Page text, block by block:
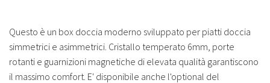
Questo è un box doccia moderno sviluppato per piatti doccia
simmetrici e asimmetrici. Cristallo temperato 6mm, porte
rotanti e guarnizioni magnetiche di elevata qualità garantiscono
il massimo comfort. E' disponibile anche l'optional del